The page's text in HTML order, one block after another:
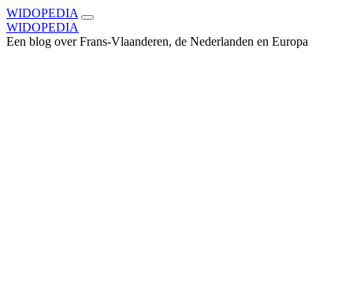
WIDOPEDIA
WIDOPEDIA
Een blog over Frans-Vlaanderen, de Nederlanden en Europa